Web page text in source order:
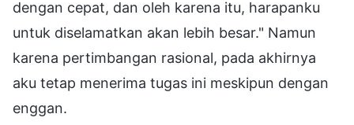
dengan cepat, dan oleh karena itu, harapanku
untuk diselamatkan akan lebih besar." Namun
karena pertimbangan rasional, pada akhirnya
aku tetap menerima tugas ini meskipun dengan
enggan.